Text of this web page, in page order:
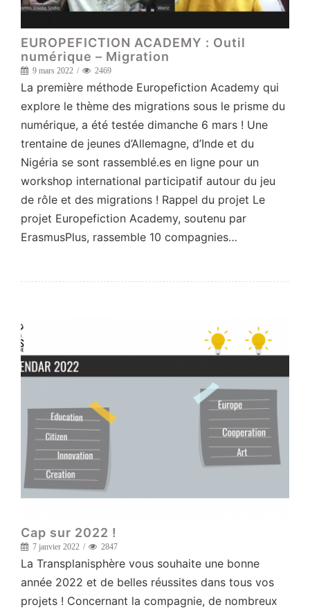
EUROPEFICTION ACADEMY : Outil
numérique – Migration
9 mars 2022 2469
La première méthode Europefiction Academy qui
explore le thème des migrations sous le prisme du
numérique, a été testée dimanche 6 mars ! Une
trentaine de jeunes d’Allemagne, d’Inde et du
Nigéria se sont rassemblé.es en ligne pour un
workshop international participatif autour du jeu
de rôle et des migrations ! Rappel du projet Le
projet Europefiction Academy, soutenu par
ErasmusPlus, rassemble 10 compagnies…
Cap sur 2022 !
7 janvier 2022 2847
La Transplanisphère vous souhaite une bonne
année 2022 et de belles réussites dans tous vos
projets ! Concernant la compagnie, de nombreux